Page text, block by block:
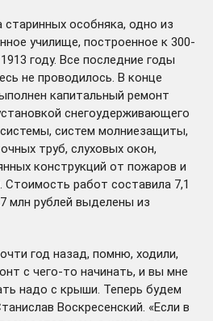
особняка, одно из
училище, построенное к 300-
году. Все последние годы
не проводилось. В конце
капитальный ремонт
снегоудерживающего
систем молниезащиты,
труб, слуховых окон,
конструкций от пожаров и
Стоимость работ составила 7,1
млн рублей выделены из
год назад, помню, ходили,
с чего-то начинать, и вы мне
надо с крыши. Теперь будем
Воскресенский. «Если в